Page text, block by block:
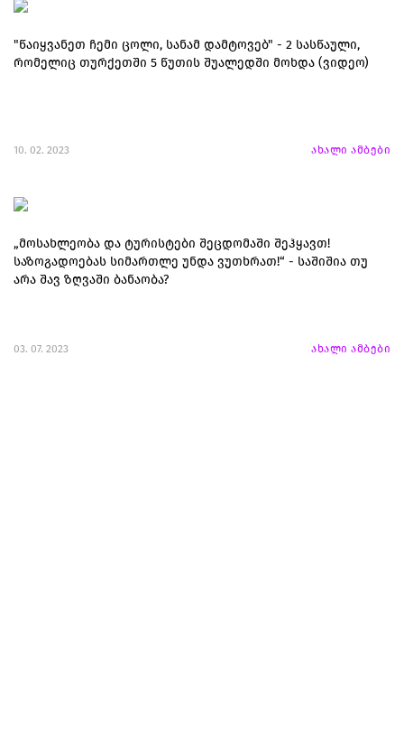
"წაიყვანეთ ჩემი ცოლი, სანამ დამტოვებ" - 2 სასწაული,
რომელიც თურქეთში 5 წუთის შუალედში მოხდა (ვიდეო)
10. 02. 2023 ახალი ამბები
„მოსახლეობა და ტურისტები შეცდომაში შეჰყავთ!
საზოგადოებას სიმართლე უნდა ვუთხრათ!“ - საშიშია თუ
არა შავ ზღვაში ბანაობა?
03. 07. 2023 ახალი ამბები